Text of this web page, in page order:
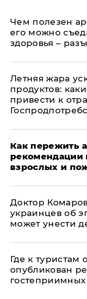
Чем полезен
его можно
здоровья –
Летняя жара
продуктов:
привести к
Как пережить
рекомендации
взрослых и
Доктор
украинцев об
может унести
Где к туристам
опубликован